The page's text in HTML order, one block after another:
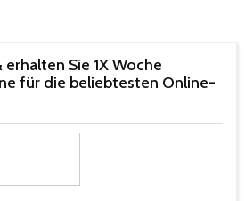
Sie 1X Woche
für die beliebtesten Online-